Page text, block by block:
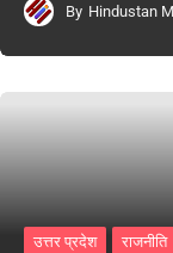
By Hindustan
उत्तर प्रदेश राजनीति